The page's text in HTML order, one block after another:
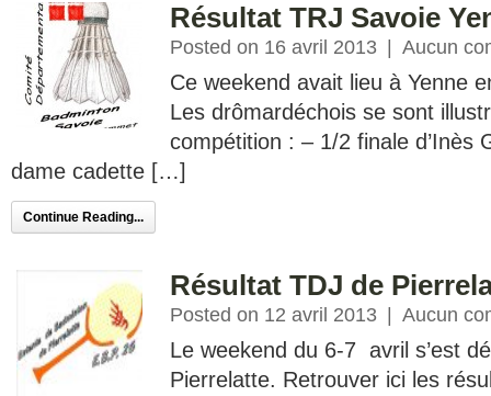
Résultat TRJ Savoie
Posted on 16 avril 2013 Aucun
Ce weekend avait lieu à Yenne
Les drômardéchois se sont
compétition : – 1/2 finale d’Inès
dame cadette […]
Continue Reading...
Résultat TDJ de
Posted on 12 avril 2013 Aucun
Le weekend du 6-7 avril s’est
Pierrelatte. Retrouver ici les